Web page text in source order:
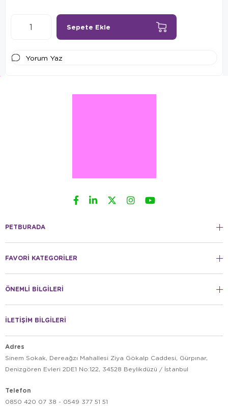
Yorum Yaz
PETBURADA
FAVORİ KATEGORİLER
ÖNEMLİ BİLGİLERİ
İLETİŞİM BİLGİLERİ
Adres
Sinem Sokak, Dereağzı Mahallesi Ziya Gökalp Caddesi, Gürpınar,
Denizgören Evleri 2DE1 No:122, 34528 Beylikdüzü / İstanbul
Telefon
0850 420 07 38 - 0549 377 51 51